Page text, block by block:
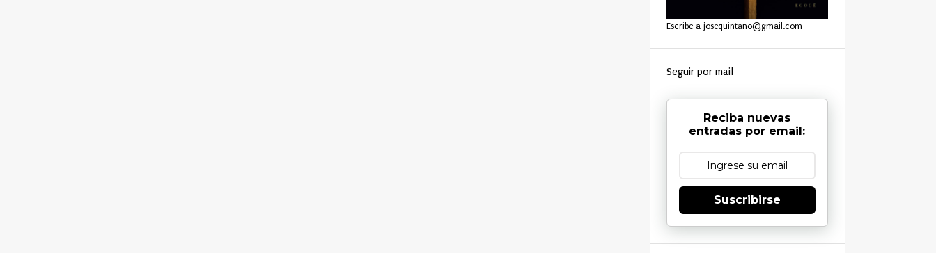
Escribe a josequintano@gmail.com
Seguir por mail
Reciba nuevas
entradas por email:
Suscribirse